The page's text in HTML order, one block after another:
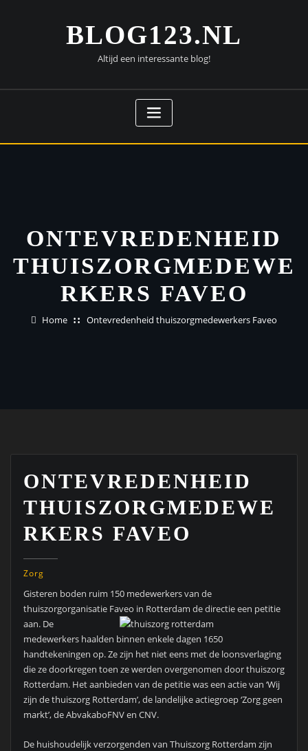
BLOG123.NL
Altijd een interessante blog!
ONTEVREDENHEID
THUISZORGMEDEWE
RKERS FAVEO
Home Ontevredenheid thuiszorgmedewerkers Faveo
ONTEVREDENHEID
THUISZORGMEDEWE
RKERS FAVEO
Zorg
Gisteren boden ruim 150 medewerkers van de
thuiszorgorganisatieFaveo in Rotterdam de directie een petitie
aan. De
medewerkers haalden binnen enkele dagen 1650
handtekeningen op. Ze zijn het niet eens met de loonsverlaging
die ze doorkregen toen ze werden overgenomen door thuiszorg
Rotterdam. Het aanbieden van de petitie was een actie van ‘Wij
zijn de thuiszorg Rotterdam’, de landelijke actiegroep ‘Zorg geen
markt’, de AbvakaboFNV en CNV.
De huishoudelijk verzorgenden van Thuiszorg Rotterdam zijn